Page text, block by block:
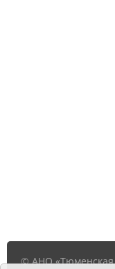
© АНО «Тюменская